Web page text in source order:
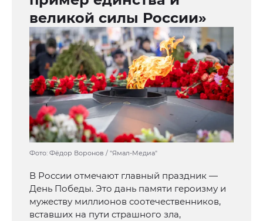
великой силы России»
Фото: Фёдор Воронов / "Ямал-Медиа"
В России отмечают главный праздник —
День Победы. Это дань памяти героизму и
мужеству миллионов соотечественников,
вставших на пути страшного зла,